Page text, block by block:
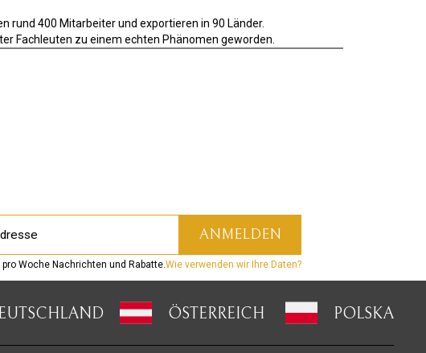
rund 400 Mitarbeiter und exportieren in 90 Länder.
Fachleuten zu einem echten Phänomen geworden.
Woche Nachrichten und Rabatte.Wie verwenden wir Ihre Daten?
ÖSTERREICH POLSKA